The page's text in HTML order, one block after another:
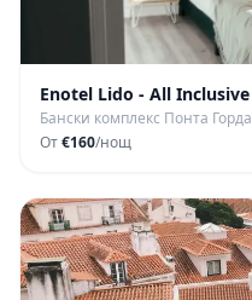
Enotel Lido - All Inclusive
Бански комплекс Понта Горда
От€160/нощ